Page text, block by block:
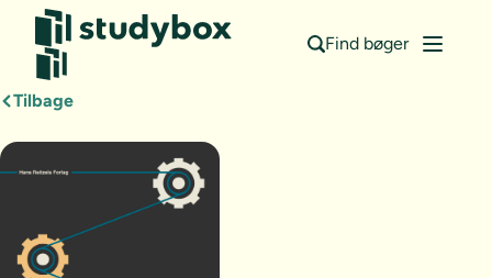
Find bøger
Tilbage